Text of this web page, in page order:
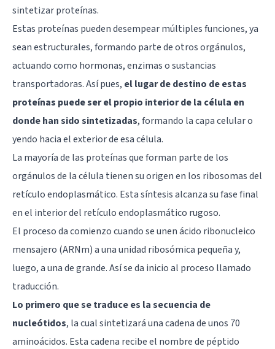
sintetizar proteínas.
Estas proteínas pueden desempear múltiples funciones, ya
sean estructurales, formando parte de otros orgánulos,
actuando como hormonas, enzimas o sustancias
transportadoras. Así pues, el lugar de destino de estas
proteínas puede ser el propio interior de la célula en
donde han sido sintetizadas, formando la capa celular o
yendo hacia el exterior de esa célula.
La mayoría de las proteínas que forman parte de los
orgánulos de la célula tienen su origen en los ribosomas del
retículo endoplasmático. Esta síntesis alcanza su fase final
en el interior del retículo endoplasmático rugoso.
El proceso da comienzo cuando se unen ácido ribonucleico
mensajero (ARNm) a una unidad ribosómica pequeña y,
luego, a una de grande. Así se da inicio al proceso llamado
traducción.
Lo primero que se traduce es la secuencia de
nucleótidos, la cual sintetizará una cadena de unos 70
aminoácidos. Esta cadena recibe el nombre de péptido